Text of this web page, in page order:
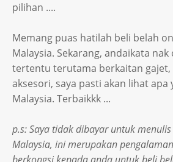
pilihan ....
Memang puas hatilah beli belah
Malaysia. Sekarang, andaikata
tertentu terutama berkaitan
aksesori, saya pasti akan lihat apa
Malaysia. Terbaikkk ...
p.s: Saya tidak dibayar untuk
Malaysia, ini merupakan